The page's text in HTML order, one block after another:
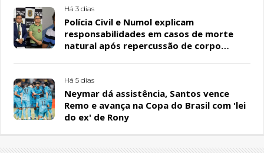
Há 3 dias
Polícia Civil e Numol explicam
responsabilidades em casos de morte
natural após repercussão de corpo
Há 5 dias
Neymar dá assistência, Santos vence
Remo e avança na Copa do Brasil com 'lei
do ex' de Rony